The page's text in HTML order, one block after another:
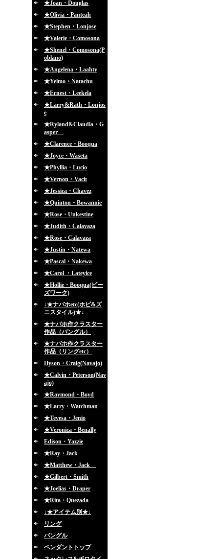
★Joan・Douglas
★Olivia・Panteah
★Stephen・Lonjose
★Valerie・Comosona
★Shenel・Comosona(P
oblano)
★Angelena・Laahty
★Yelmo・Natachu
★Ernest・Leekela
★Larry&Rath・Lonjos
e
★Ryland&Claudia・G
asper
★Clarence・Booqua
★Joyce・Waseta
★Phyllia・Lucio
★Vernon・Vacit
★Jessica・Chavez
★Quinton・Bowannie
★Rose・Unkestine
★Judith・Calavaza
★Rose・Calavaza
★Justin・Natewa
★Pascal・Nakewa
★Carol ・Lateyice
★Hollie・Booqua(ビー
ズワーク)
↓★ナバホetc(ホピ&ズ
ニスタイル)★↓
★ナバホ作クラスター
作品（バングル）
★ナバホ作クラスター
作品（リングetc）
Hyson・Craig(Navajo)
★Calvin・Peterson(Nav
ajo)
★Raymond・Boyd
★Larry・Watchman
★Tevesa・Jenio
★Veronica・Benally
Edison・Yazzie
★Ray・Jack
★Matthew・Jack
★Gilbert・Smith
★Joelias・Draper
★Rita・Quezada
↓★アイテム別★↓
リング
バングル
ペンダントトップ